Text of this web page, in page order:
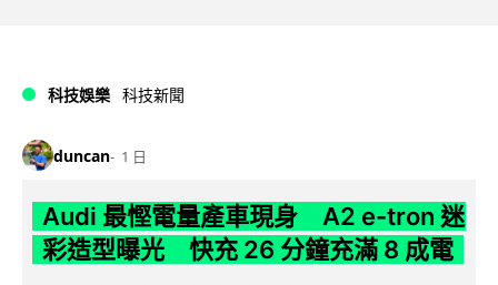
科技娛樂 科技新聞
duncan 1 日
Audi 最慳電量產車現身 A2 e-tron 迷
彩造型曝光 快充 26 分鐘充滿 8 成電